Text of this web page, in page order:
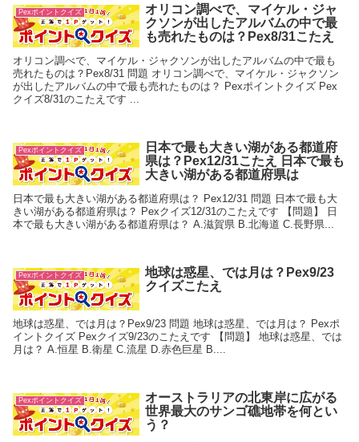
Pexポイントクイズ
オリコン調べで、マイケル・ジャ
クソンが出したアルバムの中で最
も売れたものは？Pex8/31こたえ
オリコン調べで、マイケル・ジャクソンが出したアルバムの中で最も
売れたものは？Pex8/31 問題 オリコン調べで、マイケル・ジャクソン
が出したアルバムの中で最も売れたものは？ Pexポイントクイズ Pex
クイズ8/31のこたえです ...
Pexポイントクイズ
日本で最も大きい湖がある都道府
県は？Pex12/31こたえ 日本で最も
大きい湖がある都道府県は
日本で最も大きい湖がある都道府県は？ Pex12/31 問題 日本で最も大
きい湖がある都道府県は？ Pexクイズ12/31のこたえです 【問題】 日
本で最も大きい湖がある都道府県は？ A.滋賀県 B.北海道 C.長野県...
Pexポイントクイズ
地球は惑星、では月は？Pex9/23
クイズこたえ
地球は惑星、では月は？Pex9/23 問題 地球は惑星、では月は？ Pexポ
イントクイズ Pexクイズ9/23のこたえです 【問題】 地球は惑星、では
月は？ A.恒星 B.衛星 C.流星 D.赤色巨星 B....
Pexポイントクイズ
オーストラリアの北東岸に広がる
世界最大のサンゴ礁地帯を何とい
う？